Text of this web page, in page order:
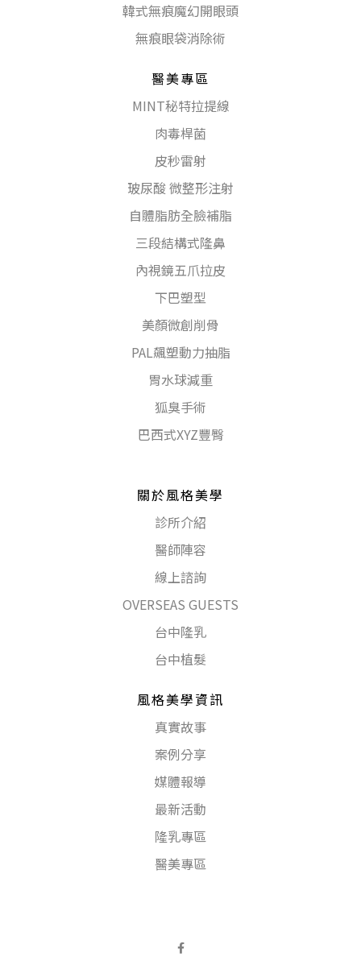
韓式無痕魔幻開眼頭
無痕眼袋消除術
醫美專區
MINT秘特拉提線
肉毒桿菌
皮秒雷射
玻尿酸 微整形注射
自體脂肪全臉補脂
三段結構式隆鼻
內視鏡五爪拉皮
下巴塑型
美顏微創削骨
PAL飆塑動力抽脂
胃水球減重
狐臭手術
巴西式XYZ豐臀
關於風格美學
診所介紹
醫師陣容
線上諮詢
OVERSEAS GUESTS
台中隆乳
台中植髮
風格美學資訊
真實故事
案例分享
媒體報導
最新活動
隆乳專區
醫美專區